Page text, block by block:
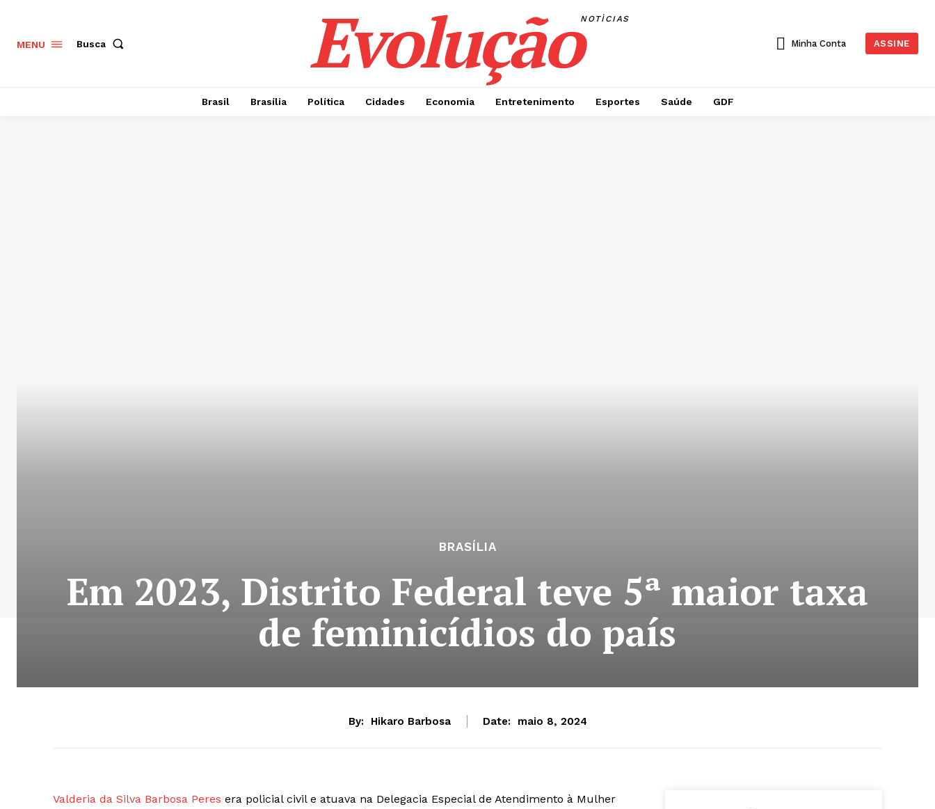
MENU Busca EvoluçãoNOTÌCIAS
Minha Conta ASSINE
Brasil Brasília Política Cidades Economia Entretenimento Esportes Saúde GDF
BRASÍLIA
Em 2023, Distrito Federal teve 5ª maior taxa
de feminicídios do país
By: Hikaro Barbosa Date: maio 8, 2024
Valderia da Silva Barbosa Peres era policial civil e atuava na Delegacia Especial de Atendimento à Mulher